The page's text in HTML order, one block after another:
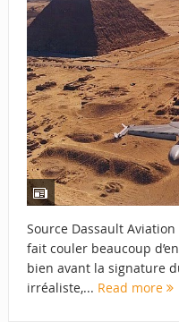
Source Dassault
fait couler beaucoup
bien avant la signature
irréaliste,... Read more